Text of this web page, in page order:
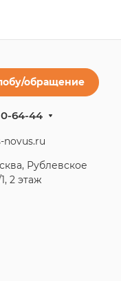
обращение
64-44
novus.ru
Рублевское
2 этаж